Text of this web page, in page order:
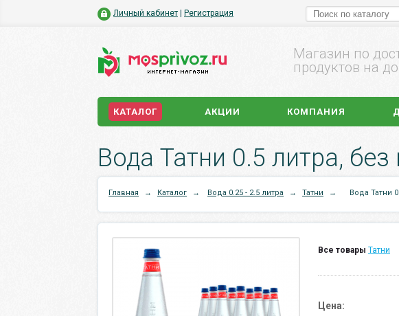
Личный кабинет Регистрация
Магазин по
продуктов на
КАТАЛОГ АКЦИИ КОМПАНИЯ
Вода Татни 0.5 литра, без
Главная → Каталог → Вода 0.25 - 2.5 литра → Татни → Вода Татни
Все товары Татни
Цена: